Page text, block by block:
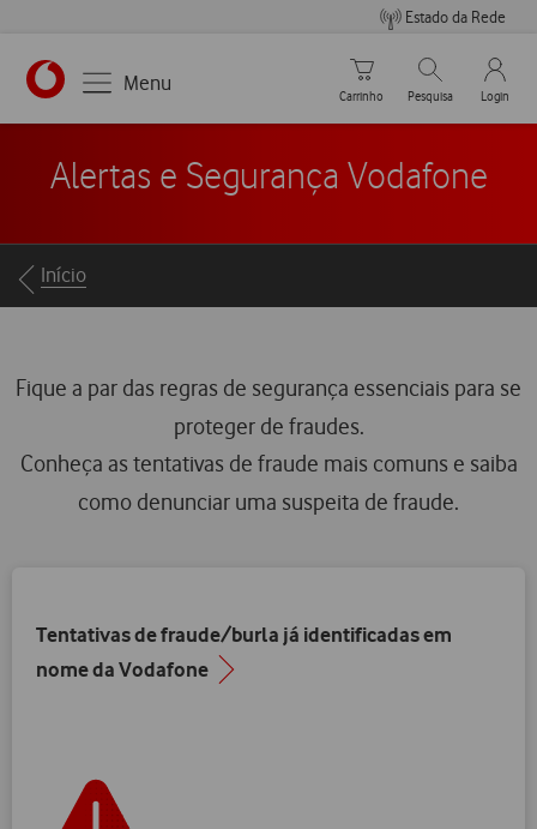
Estado da Rede
https://www.vodafone.pt
Menu
Carrinho de compras
Carrinho
Pesquisar
Pesquisa
My
Login
Alertas e Segurança Vodafone
Breadcrumbs
Início
Fique a par das regras de segurança essenciais para se
proteger de fraudes.
Conheça as tentativas de fraude mais comuns e saiba
como denunciar uma suspeita de fraude.
Tentativas de fraude/burla já identificadas em
nome da Vodafone